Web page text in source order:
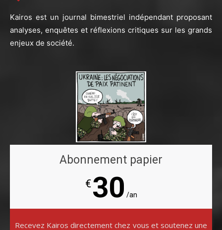
Kairos est un journal bimestriel indépendant proposant
analyses, enquêtes et réflexions critiques sur les grands
enjeux de société.
Abonnement papier
€30 /an
Recevez Kairos directement chez vous et soutenez une